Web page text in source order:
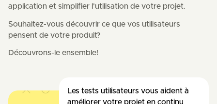
application et simplifier l'utilisation de votre projet.
Souhaitez-vous découvrir ce que vos utilisateurs
pensent de votre produit?
Découvrons-le ensemble!
Les tests utilisateurs vous aident à
améliorer votre projet en continu